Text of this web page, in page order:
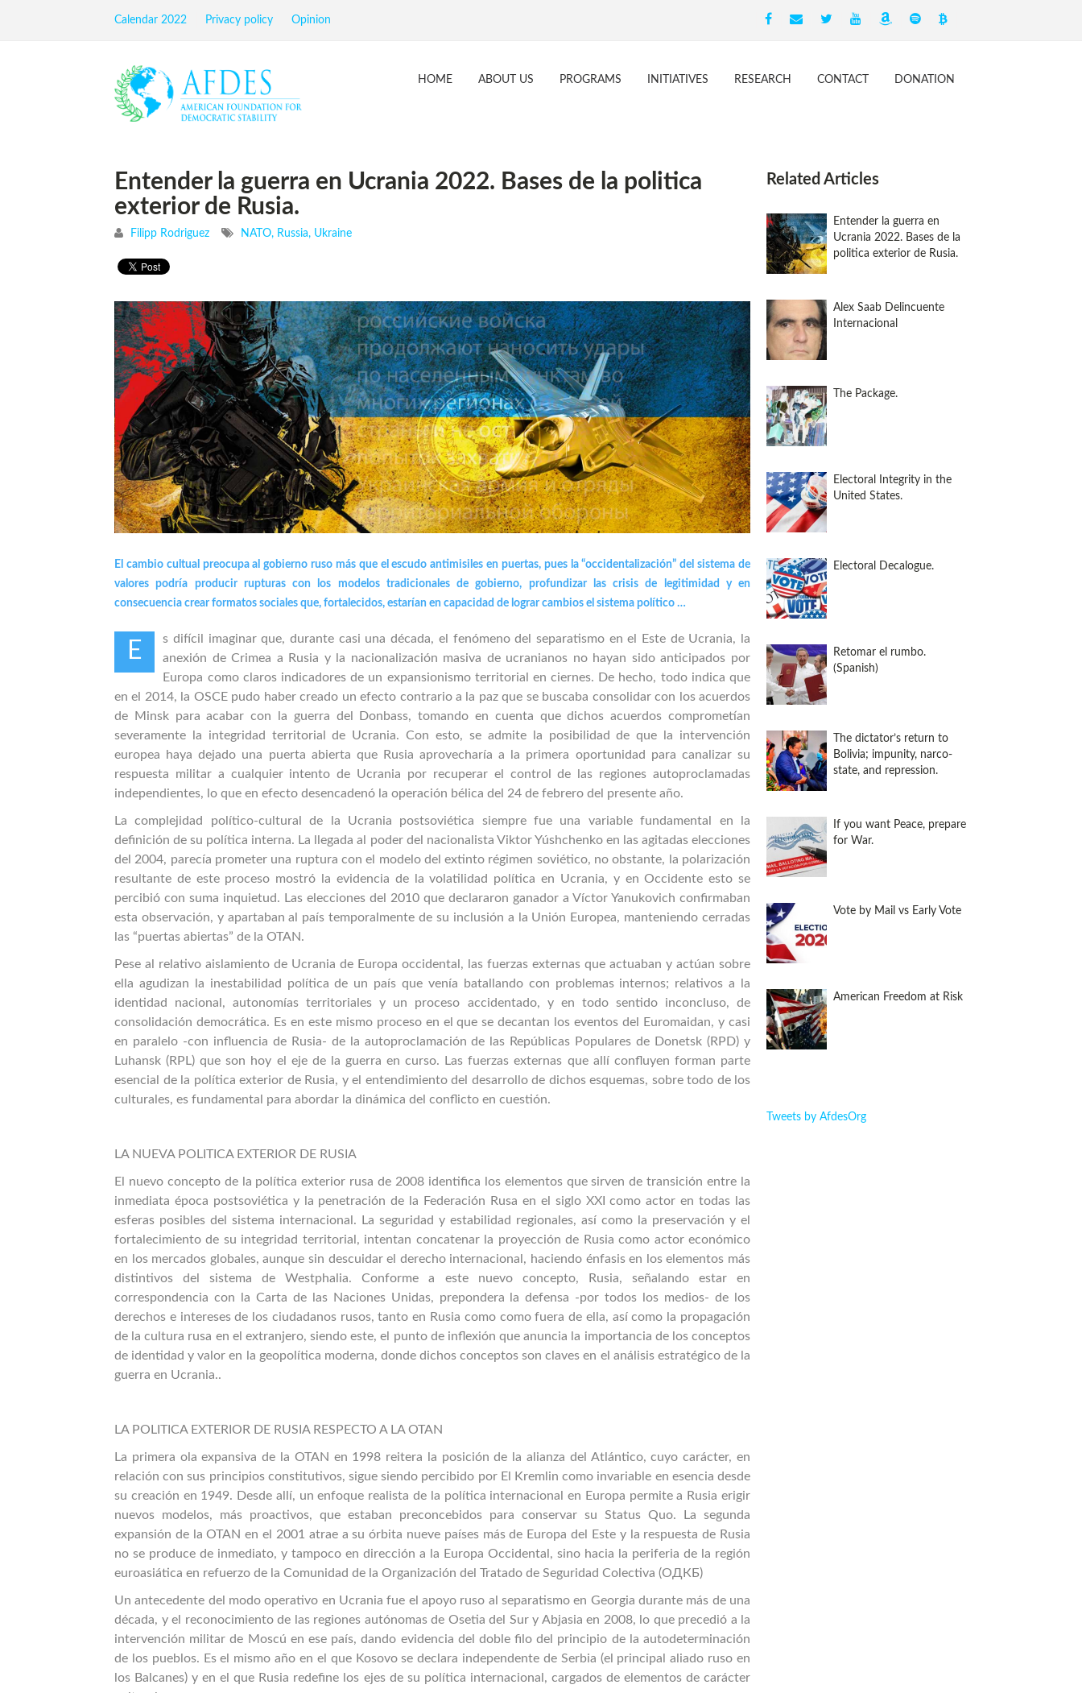
Calendar 2022 Privacy policy Opinion
HOME ABOUT US PROGRAMS INITIATIVES RESEARCH CONTACT DONATION
Entender la guerra en Ucrania 2022. Bases de la politica
exterior de Rusia.
Filipp Rodriguez NATO, Russia, Ukraine
El cambio cultual preocupa al gobierno ruso más que el escudo antimisiles en puertas, pues la “occidentalización” del sistema de
valores podría producir rupturas con los modelos tradicionales de gobierno, profundizar las crisis de legitimidad y en
consecuencia crear formatos sociales que, fortalecidos, estarían en capacidad de lograr cambios el sistema político …
E
s difícil imaginar que, durante casi una década, el fenómeno del separatismo en el Este de Ucrania, la
anexión de Crimea a Rusia y la nacionalización masiva de ucranianos no hayan sido anticipados por
Europa como claros indicadores de un expansionismo territorial en ciernes. De hecho, todo indica que
en el 2014, la OSCE pudo haber creado un efecto contrario a la paz que se buscaba consolidar con los acuerdos
de Minsk para acabar con la guerra del Donbass, tomando en cuenta que dichos acuerdos comprometían
severamente la integridad territorial de Ucrania. Con esto, se admite la posibilidad de que la intervención
europea haya dejado una puerta abierta que Rusia aprovecharía a la primera oportunidad para canalizar su
respuesta militar a cualquier intento de Ucrania por recuperar el control de las regiones autoproclamadas
independientes, lo que en efecto desencadenó la operación bélica del 24 de febrero del presente año.
La complejidad político-cultural de la Ucrania postsoviética siempre fue una variable fundamental en la
definición de su política interna. La llegada al poder del nacionalista Viktor Yúshchenko en las agitadas elecciones
del 2004, parecía prometer una ruptura con el modelo del extinto régimen soviético, no obstante, la polarización
resultante de este proceso mostró la evidencia de la volatilidad política en Ucrania, y en Occidente esto se
percibió con suma inquietud. Las elecciones del 2010 que declararon ganador a Víctor Yanukovich confirmaban
esta observación, y apartaban al país temporalmente de su inclusión a la Unión Europea, manteniendo cerradas
las “puertas abiertas” de la OTAN.
Pese al relativo aislamiento de Ucrania de Europa occidental, las fuerzas externas que actuaban y actúan sobre
ella agudizan la inestabilidad política de un país que venía batallando con problemas internos; relativos a la
identidad nacional, autonomías territoriales y un proceso accidentado, y en todo sentido inconcluso, de
consolidación democrática. Es en este mismo proceso en el que se decantan los eventos del Euromaidan, y casi
en paralelo -con influencia de Rusia- de la autoproclamación de las Repúblicas Populares de Donetsk (RPD) y
Luhansk (RPL) que son hoy el eje de la guerra en curso. Las fuerzas externas que allí confluyen forman parte
esencial de la política exterior de Rusia, y el entendimiento del desarrollo de dichos esquemas, sobre todo de los
culturales, es fundamental para abordar la dinámica del conflicto en cuestión.
LA NUEVA POLITICA EXTERIOR DE RUSIA
El nuevo concepto de la política exterior rusa de 2008 identifica los elementos que sirven de transición entre la
inmediata época postsoviética y la penetración de la Federación Rusa en el siglo XXI como actor en todas las
esferas posibles del sistema internacional. La seguridad y estabilidad regionales, así como la preservación y el
fortalecimiento de su integridad territorial, intentan concatenar la proyección de Rusia como actor económico
en los mercados globales, aunque sin descuidar el derecho internacional, haciendo énfasis en los elementos más
distintivos del sistema de Westphalia. Conforme a este nuevo concepto, Rusia, señalando estar en
correspondencia con la Carta de las Naciones Unidas, prepondera la defensa -por todos los medios- de los
derechos e intereses de los ciudadanos rusos, tanto en Rusia como como fuera de ella, así como la propagación
de la cultura rusa en el extranjero, siendo este, el punto de inflexión que anuncia la importancia de los conceptos
de identidad y valor en la geopolítica moderna, donde dichos conceptos son claves en el análisis estratégico de la
guerra en Ucrania..
LA POLITICA EXTERIOR DE RUSIA RESPECTO A LA OTAN
La primera ola expansiva de la OTAN en 1998 reitera la posición de la alianza del Atlántico, cuyo carácter, en
relación con sus principios constitutivos, sigue siendo percibido por El Kremlin como invariable en esencia desde
su creación en 1949. Desde allí, un enfoque realista de la política internacional en Europa permite a Rusia erigir
nuevos modelos, más proactivos, que estaban preconcebidos para conservar su Status Quo. La segunda
expansión de la OTAN en el 2001 atrae a su órbita nueve países más de Europa del Este y la respuesta de Rusia
no se produce de inmediato, y tampoco en dirección a la Europa Occidental, sino hacia la periferia de la región
euroasiática en refuerzo de la Comunidad de la Organización del Tratado de Seguridad Colectiva (ОДКБ)
Un antecedente del modo operativo en Ucrania fue el apoyo ruso al separatismo en Georgia durante más de una
década, y el reconocimiento de las regiones autónomas de Osetia del Sur y Abjasia en 2008, lo que precedió a la
intervención militar de Moscú en ese país, dando evidencia del doble filo del principio de la autodeterminación
de los pueblos. Es el mismo año en el que Kosovo se declara independente de Serbia (el principal aliado ruso en
los Balcanes) y en el que Rusia redefine los ejes de su política internacional, cargados de elementos de carácter
Related Articles
Entender la guerra en
Ucrania 2022. Bases de la
politica exterior de Rusia.
Alex Saab Delincuente
Internacional
The Package.
Electoral Integrity in the
United States.
Electoral Decalogue.
Retomar el rumbo.
(Spanish)
The dictator’s return to
Bolivia; impunity, narco-
state, and repression.
If you want Peace, prepare
for War.
Vote by Mail vs Early Vote
American Freedom at Risk
Tweets by AfdesOrg